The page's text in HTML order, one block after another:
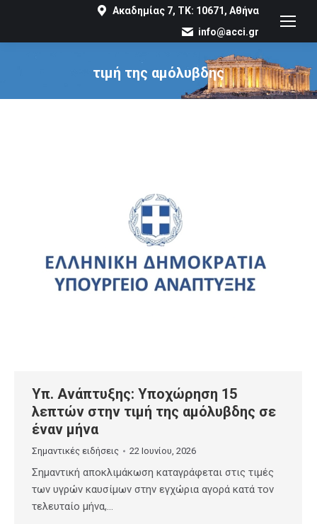
Ακαδημίας 7, ΤΚ: 10671, Αθήνα
info@acci.gr
τιμή της αμόλυβδης
You are here:
Υπ. Ανάπτυξης: Υποχώρηση 15
λεπτών στην τιμή της αμόλυβδης σε
έναν μήνα
Σημαντικές ειδήσεις 22 Ιουνίου, 2026
Σημαντική αποκλιμάκωση καταγράφεται στις τιμές
των υγρών καυσίμων στην εγχώρια αγορά κατά τον
τελευταίο μήνα,…